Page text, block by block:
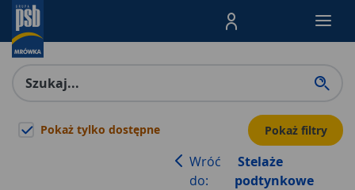
Menu Produktów,
Pokaż tylko dostępne Pokaż filtry
Wróć
do:
Stelaże
podtynkowe